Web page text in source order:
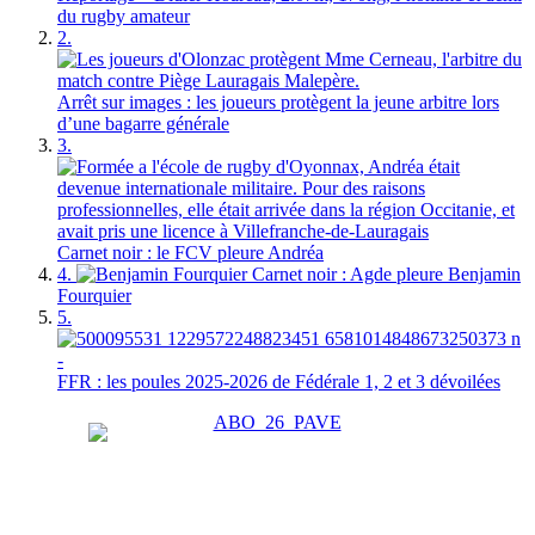
du rugby amateur
2.
Arrêt sur images : les joueurs protègent la jeune arbitre lors
d’une bagarre générale
3.
Carnet noir : le FCV pleure Andréa
4.
Carnet noir : Agde pleure Benjamin
Fourquier
5.
FFR : les poules 2025-2026 de Fédérale 1, 2 et 3 dévoilées